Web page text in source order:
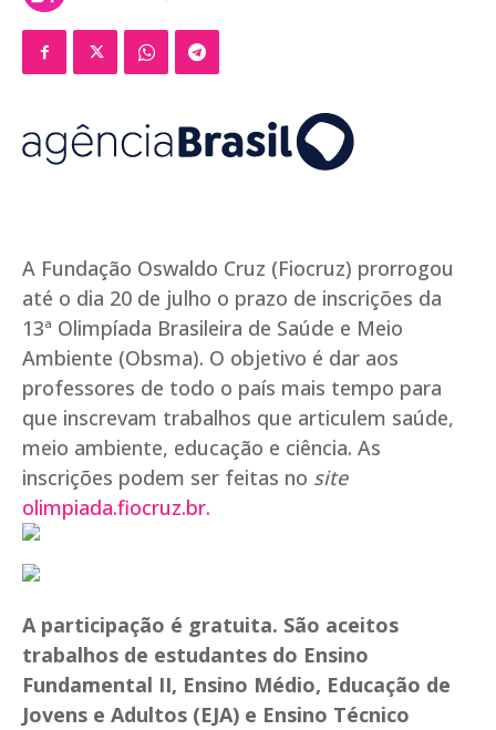
A Fundação Oswaldo Cruz (Fiocruz) prorrogou
até o dia 20 de julho o prazo de inscrições da
13ª Olimpíada Brasileira de Saúde e Meio
Ambiente (Obsma). O objetivo é dar aos
professores de todo o país mais tempo para
que inscrevam trabalhos que articulem saúde,
meio ambiente, educação e ciência. As
inscrições podem ser feitas no site
olimpiada.fiocruz.br.
A participação é gratuita. São aceitos
trabalhos de estudantes do Ensino
Fundamental II, Ensino Médio, Educação de
Jovens e Adultos (EJA) e Ensino Técnico